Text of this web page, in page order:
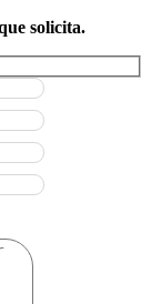
solicita.